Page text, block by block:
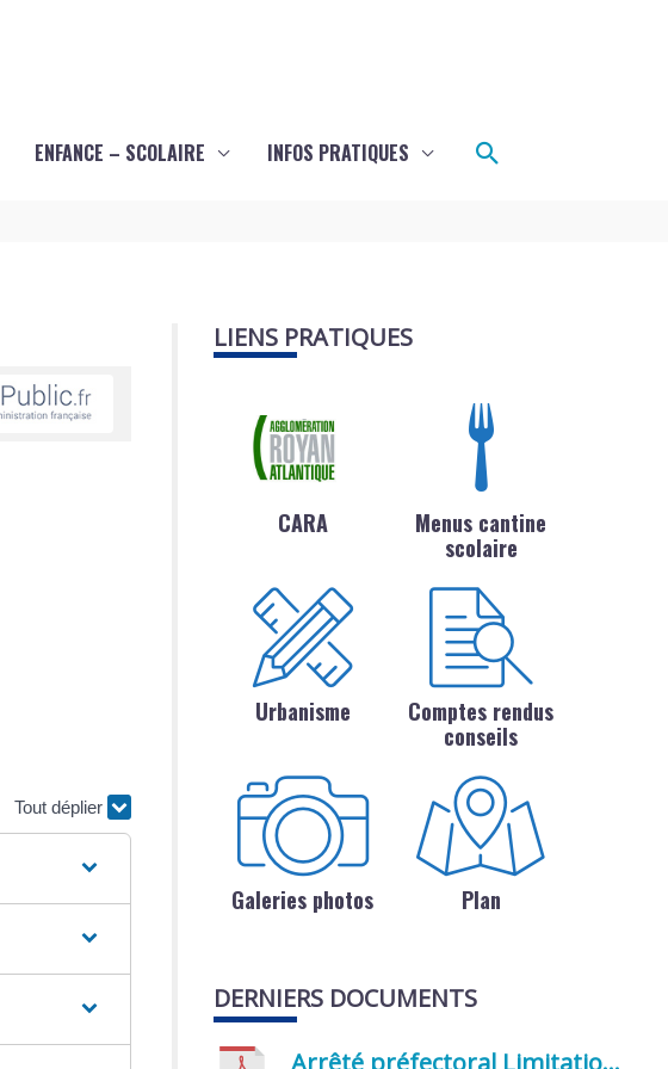
ENFANCE – SCOLAIRE INFOS PRATIQUES Rechercher
Tout déplier
LIENS PRATIQUES
CARA
Menus cantine
scolaire
Urbanisme
Comptes rendus
conseils
Galeries photos Plan
DERNIERS DOCUMENTS
Arrêté préfectoral Limitation provisoire des usages de l’eau